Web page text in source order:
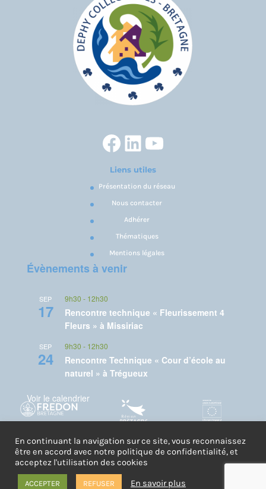
Facebook
LinkedIn
YouTube
Liens utiles
Présentation du réseau
Nous contacter
Adhérer
Thématiques
Mentions légales
Évènements à venir
SEP
17
9h30 - 12h30
Rencontre technique « Fleurissement 4
Fleurs » à Missiriac
SEP
24
9h30 - 12h30
Rencontre Technique « Cour d’école au
naturel » à Trégueux
Voir le calendrier
Un projet porté par FREDON Bretagne et co-financé par l'Union
Européenne dans le cadre du FEDER - Région Bretagne
En continuant la navigation sur ce site, vous reconnaissez
être en accord avec notre politique de confidentialité, et
acceptez l'utilisation des cookies
ACCEPTER REFUSER En savoir plus